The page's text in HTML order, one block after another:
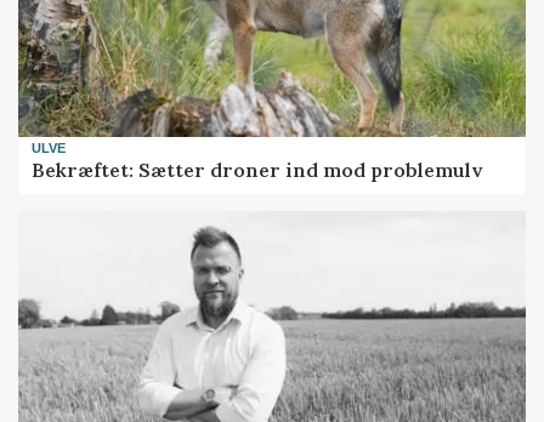
ULVE
Bekræftet: Sætter droner ind mod problemulv